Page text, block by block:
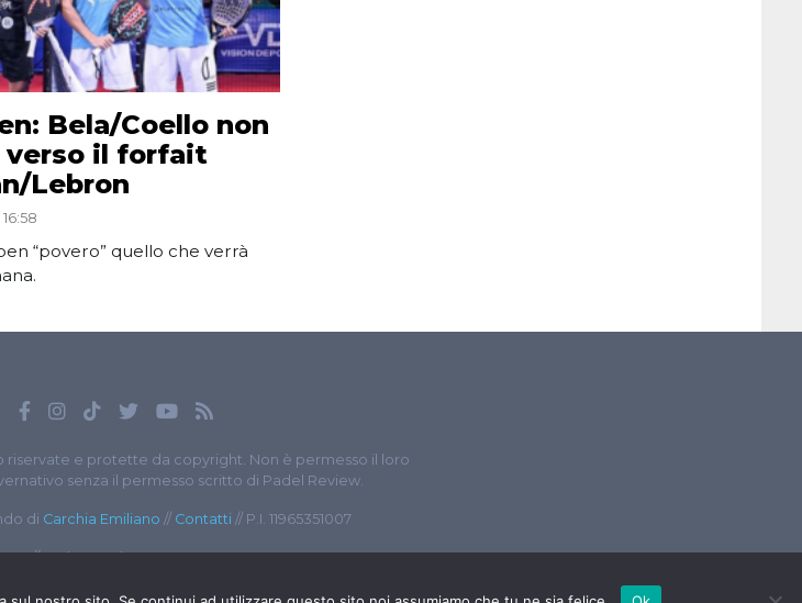
Bela/Coello non
verso il forfait
Lebron
“povero” quello che verrà
riservate e protette da copyright. Non è permesso il loro
senza il permesso scritto di Padel Review.
di Carchia Emiliano // Contatti // P.I. 11965351007
// Web DeveloperMatteo Manna